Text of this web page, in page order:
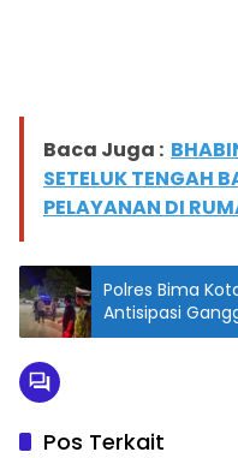
Baca Juga :
SETELUK TENGAH
PELAYANAN DI
Polres Bima
Antisipasi
Pos Terkait